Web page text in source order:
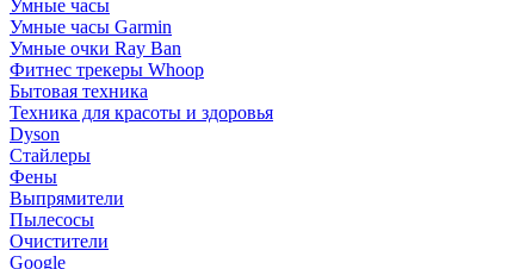
Умные часы
Умные часы Garmin
Умные очки Ray Ban
Фитнес трекеры Whoop
Бытовая техника
Техника для красоты и здоровья
Dyson
Стайлеры
Фены
Выпрямители
Пылесосы
Очистители
Google